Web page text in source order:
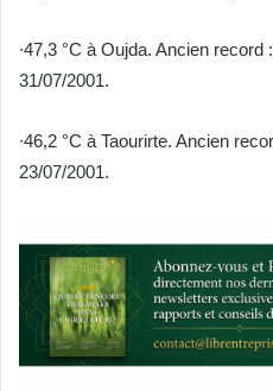
∙47,3 °C à Oujda. Ancien record
31/07/2001.
∙46,2 °C à Taourirte. Ancien
23/07/2001.